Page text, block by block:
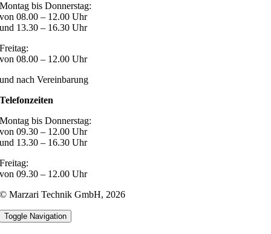
Montag bis Donnerstag:
von 08.00 – 12.00 Uhr
und 13.30 – 16.30 Uhr
Freitag:
von 08.00 – 12.00 Uhr
und nach Vereinbarung
Telefonzeiten
Montag bis Donnerstag:
von 09.30 – 12.00 Uhr
und 13.30 – 16.30 Uhr
Freitag:
von 09.30 – 12.00 Uhr
© Marzari Technik GmbH,2026
Toggle Navigation